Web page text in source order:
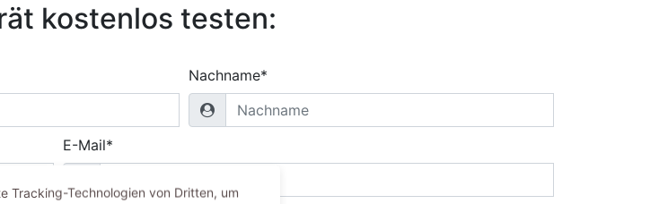
kostenlos testen:
Nachname*
E-Mail*
Tracking-Technologien von Dritten, um